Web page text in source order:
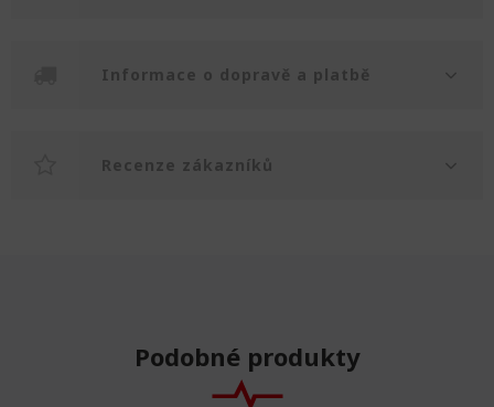
Informace o dopravě a platbě
Recenze zákazníků
Podobné produkty